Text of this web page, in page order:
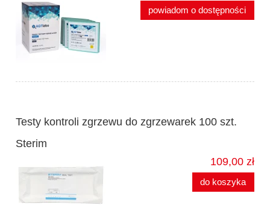
powiadom o dostępności
Testy kontroli zgrzewu do zgrzewarek 100 szt.
Sterim
109,00 zł
do koszyka